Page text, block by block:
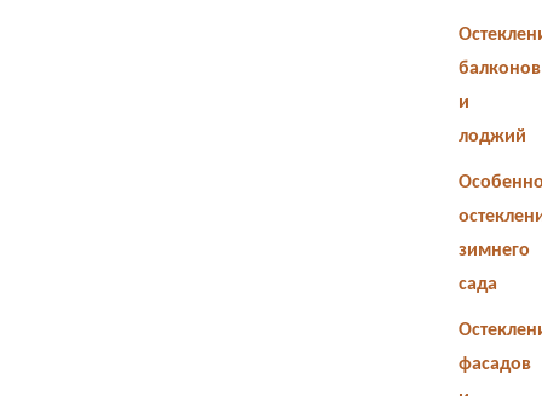
балконов
и
лоджий
зимнего
сада
фасадов